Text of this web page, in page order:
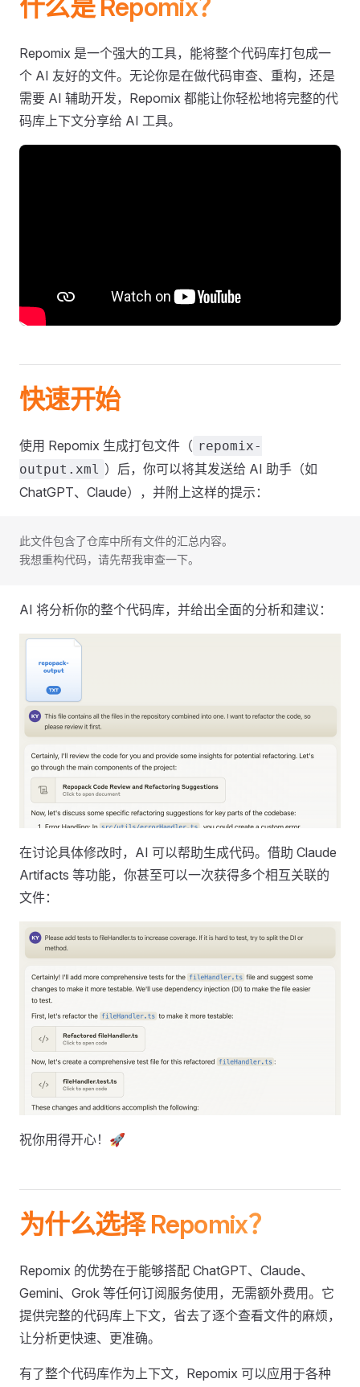
什么是 Repomix？
Repomix 是一个强大的工具，能将整个代码库打包成一
个 AI 友好的文件。无论你是在做代码审查、重构，还是
需要 AI 辅助开发，Repomix 都能让你轻松地将完整的代
码库上下文分享给 AI 工具。
快速开始
使用 Repomix 生成打包文件（ repomix-
output.xml ）后，你可以将其发送给 AI 助手（如
ChatGPT、Claude），并附上这样的提示：
此文件包含了仓库中所有文件的汇总内容。
我想重构代码，请先帮我审查一下。
AI 将分析你的整个代码库，并给出全面的分析和建议：
在讨论具体修改时，AI 可以帮助生成代码。借助 Claude
Artifacts 等功能，你甚至可以一次获得多个相互关联的
文件：
祝你用得开心！🚀
为什么选择 Repomix？
Repomix 的优势在于能够搭配 ChatGPT、Claude、
Gemini、Grok 等任何订阅服务使用，无需额外费用。它
提供完整的代码库上下文，省去了逐个查看文件的麻烦，
让分析更快速、更准确。
有了整个代码库作为上下文，Repomix 可以应用于各种